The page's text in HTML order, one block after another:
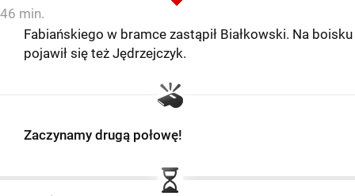
46 min.
Fabiańskiego w bramce zastąpił Białkowski. Na boisku
pojawił się też Jędrzejczyk.
Zaczynamy drugą połowę!